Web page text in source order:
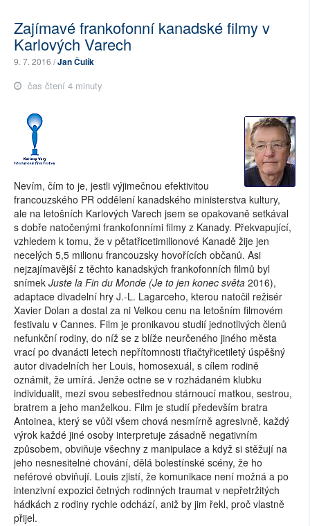
Zajímavé frankofonní kanadské filmy v
Karlových Varech
9. 7. 2016 /Jan Čulík
čas čtení 4 minuty
Nevím, čím to je, jestli výjimečnou efektivitou
francouzského PR oddělení kanadského ministerstva kultury,
ale na letošních Karlových Varech jsem se opakovaně setkával
s dobře natočenými frankofonními filmy z Kanady. Překvapující,
vzhledem k tomu, že v pětatřicetimilionové Kanadě žije jen
necelých 5,5 milionu francouzsky hovořících občanů. Asi
nejzajímavější z těchto kanadských frankofonních filmů byl
snímek Juste la Fin du Monde (Je to jen konec světa 2016),
adaptace divadelní hry J.-L. Lagarceho, kterou natočil režisér
Xavier Dolan a dostal za ni Velkou cenu na letošním filmovém
festivalu v Cannes. Film je pronikavou studií jednotlivých členů
nefunkční rodiny, do níž se z blíže neurčeného jiného města
vrací po dvanácti letech nepřítomnosti třiačtyřicetiletý úspěšný
autor divadelních her Louis, homosexuál, s cílem rodině
oznámit, že umírá. Jenže octne se v rozhádaném klubku
individualit, mezi svou sebestřednou stárnoucí matkou, sestrou,
bratrem a jeho manželkou. Film je studií především bratra
Antoinea, který se vůči všem chová nesmírně agresivně, každý
výrok každé jiné osoby interpretuje zásadně negativním
způsobem, obviňuje všechny z manipulace a když si stěžují na
jeho nesnesitelné chování, dělá bolestínské scény, že ho
neférové obviňují. Louis zjistí, že komunikace není možná a po
intenzivní expozici četných rodinných traumat v nepřetržitých
hádkách z rodiny rychle odchází, aniž by jim řekl, proč vlastně
přijel.